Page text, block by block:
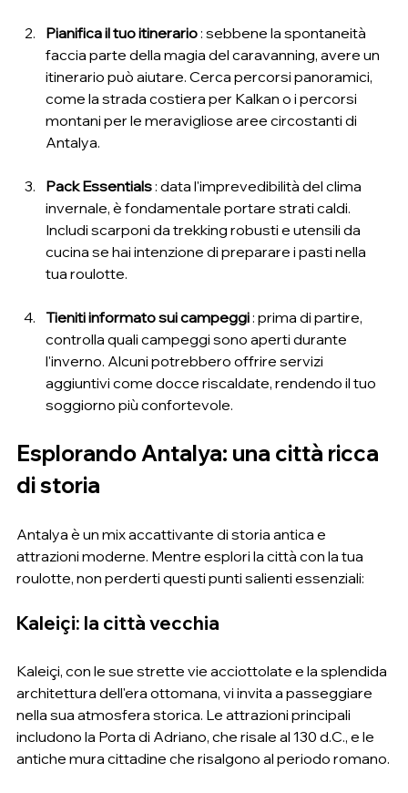
Pianifica il tuo itinerario : sebbene la spontaneità
faccia parte della magia del caravanning, avere un
itinerario può aiutare. Cerca percorsi panoramici,
come la strada costiera per Kalkan o i percorsi
montani per le meravigliose aree circostanti di
Antalya.
Pack Essentials : data l'imprevedibilità del clima
invernale, è fondamentale portare strati caldi.
Includi scarponi da trekking robusti e utensili da
cucina se hai intenzione di preparare i pasti nella
tua roulotte.
Tieniti informato sui campeggi : prima di partire,
controlla quali campeggi sono aperti durante
l'inverno. Alcuni potrebbero offrire servizi
aggiuntivi come docce riscaldate, rendendo il tuo
soggiorno più confortevole.
Esplorando Antalya: una città ricca
di storia
Antalya è un mix accattivante di storia antica e
attrazioni moderne. Mentre esplori la città con la tua
roulotte, non perderti questi punti salienti essenziali:
Kaleiçi: la città vecchia
Kaleiçi, con le sue strette vie acciottolate e la splendida
architettura dell'era ottomana, vi invita a passeggiare
nella sua atmosfera storica. Le attrazioni principali
includono la Porta di Adriano, che risale al 130 d.C., e le
antiche mura cittadine che risalgono al periodo romano.